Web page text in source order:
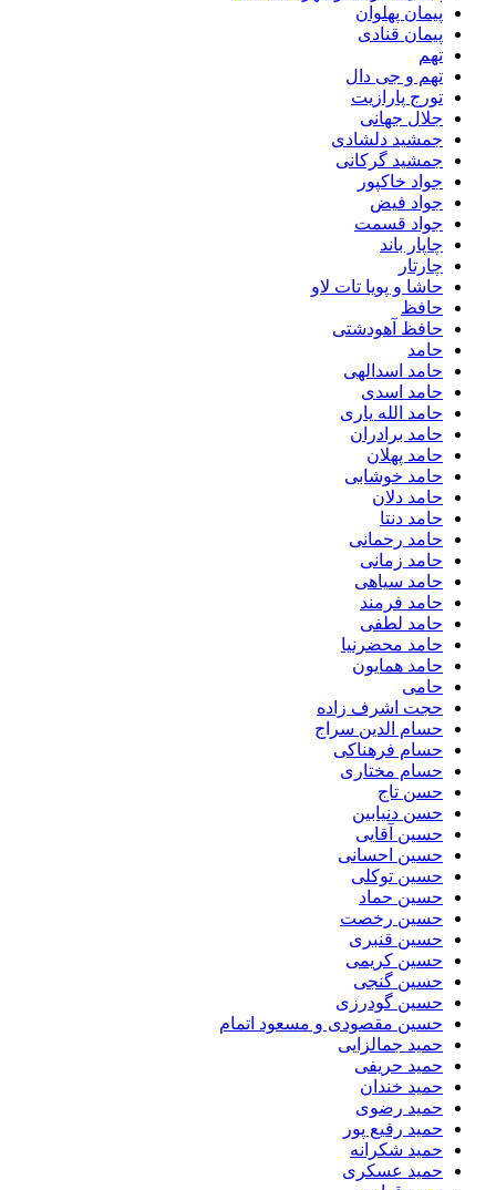
پیمان پهلوان
پیمان قنادی
تهم
تهم و جی دال
تورج پارازیت
جلال جهانی
جمشید دلشادی
جمشید گرکانی
جواد خاکپور
جواد فیض
جواد قسمت
چاپار باند
چارتار
حاشا و پویا تات لاو
حافظ
حافظ آهودشتی
حامد
حامد اسدالهی
حامد اسدی
حامد الله یاری
حامد برادران
حامد پهلان
حامد خوشابی
حامد دلان
حامد دنتا
حامد رحمانی
حامد زمانی
حامد سیاهی
حامد فرمند
حامد لطفی
حامد محضرنیا
حامد همایون
حامی
حجت اشرف زاده
حسام الدین سراج
حسام فرهناکی
حسام مختاری
حسن تاج
حسن دنیابین
حسین آقایی
حسین احسانی
حسین توکلی
حسین حماد
حسین رخصت
حسین قنبری
حسین کریمی
حسین گنجی
حسین گودرزی
حسین مقصودی و مسعود اتمام
حمید جمالزایی
حمید حریفی
حمید خندان
حمید رضوی
حمید رفیع پور
حمید شکرانه
حمید عسکری